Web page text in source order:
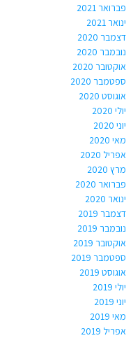
פברואר 2021
ינואר 2021
דצמבר 2020
נובמבר 2020
אוקטובר 2020
ספטמבר 2020
אוגוסט 2020
יולי 2020
יוני 2020
מאי 2020
אפריל 2020
מרץ 2020
פברואר 2020
ינואר 2020
דצמבר 2019
נובמבר 2019
אוקטובר 2019
ספטמבר 2019
אוגוסט 2019
יולי 2019
יוני 2019
מאי 2019
אפריל 2019